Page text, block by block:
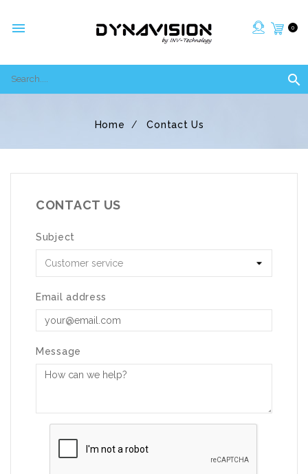
 0

Home Contact Us
CONTACT US
Subject
Email address
Message